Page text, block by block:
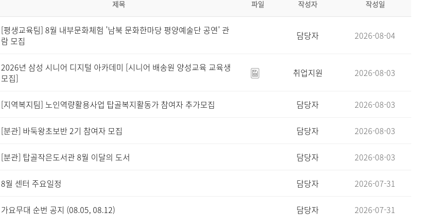
제목 파일 작성자 작성일
[평생교육팀] 8월 내부문화체험 '남북 문화한마당 평양예술단 공연' 관
람 모집
담당자 2026-08-04
2026년 삼성 시니어 디지털 아카데미 [시니어 배송원 양성교육 교육생
모집]
취업지원 2026-08-03
[지역복지팀] 노인역량활용사업 탑골복지활동가 참여자 추가모집 담당자 2026-08-03
[분관] 바둑왕초보반 2기 참여자 모집 담당자 2026-08-03
[분관] 탑골작은도서관 8월 이달의 도서 담당자 2026-08-03
8월 센터 주요일정 담당자 2026-07-31
가요무대 순번 공지 (08.05, 08.12) 담당자 2026-07-31